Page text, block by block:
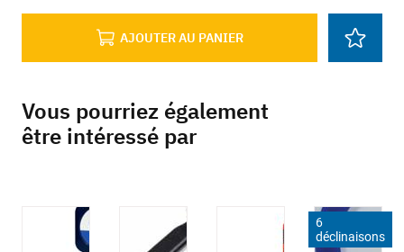
AJOUTER AU PANIER
Vous pourriez également
être intéressé par
6
déclinaisons